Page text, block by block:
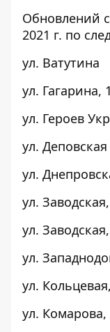
Обновлений
2021 г. по
ул. Ватутина
ул. Гагарина,
ул. Героев
ул. Деповская
ул.
ул. Заводская,
ул. Заводская,
ул.
ул. Кольцевая,
ул. Комарова,